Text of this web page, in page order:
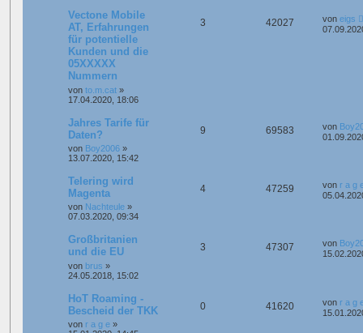
Vectone Mobile
AT, Erfahrungen
für potentielle
Kunden und die
05XXXXX
Nummern
von to.m.cat »
17.04.2020, 18:06
3 42027 von eigs
Jahres Tarife für
Daten?
von Boy2006 »
13.07.2020, 15:42
9 69583 von
Telering wird
Magenta
von Nachteule »
07.03.2020, 09:34
4 47259 von r a g
Großbritanien
und die EU
von brus »
24.05.2018, 15:02
3 47307 von
HoT Roaming -
Bescheid der TKK
von r a g e »
0 41620 von r a g